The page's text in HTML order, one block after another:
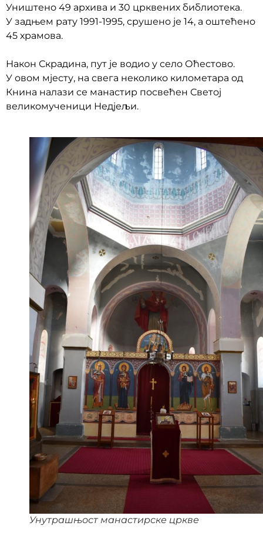
Уништено 49 архива и 30 црквених библиотека.
У задњем рату 1991-1995, срушено је 14, а оштећено
45 храмова.
Након Скрадина, пут је водио у село Оћестово.
У овом мјесту, на свега неколико километара од
Книна налази се манастир посвећен Светој
великомученици Недјељи.
Унутрашњост манастирске цркве